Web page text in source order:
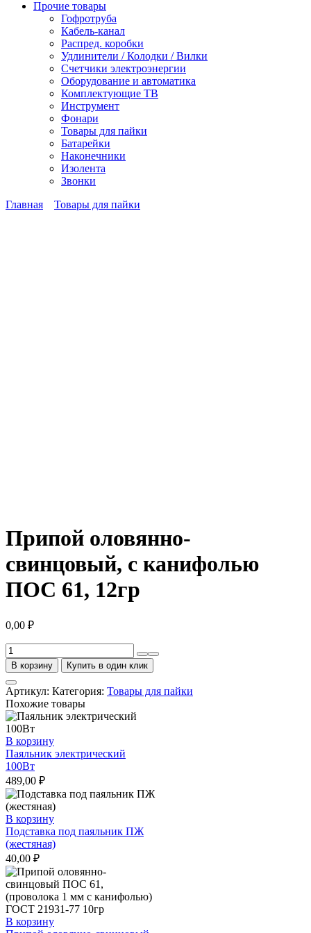
Прочие товары
Гофротруба
Кабель-канал
Распред. коробки
Удлинители / Колодки / Вилки
Счетчики электроэнергии
Оборудование и автоматика
Комплектующие ТВ
Инструмент
Фонари
Товары для пайки
Батарейки
Наконечники
Изолента
Звонки
Главная
Товары для пайки
Припой оловянно-
свинцовый, с канифолью
ПОС 61, 12гр
0,00 ₽
Количество
товара
Припой
оловянно-
свинцовый,
с
канифолью
ПОС
61,
12гр
В корзину Купить в один клик
Артикул: Категория: Товары для пайки
Похожие товары
В корзину
Паяльник электрический
100Вт
489,00 ₽
В корзину
Подставка под паяльник ПЖ
(жестяная)
40,00 ₽
В корзину